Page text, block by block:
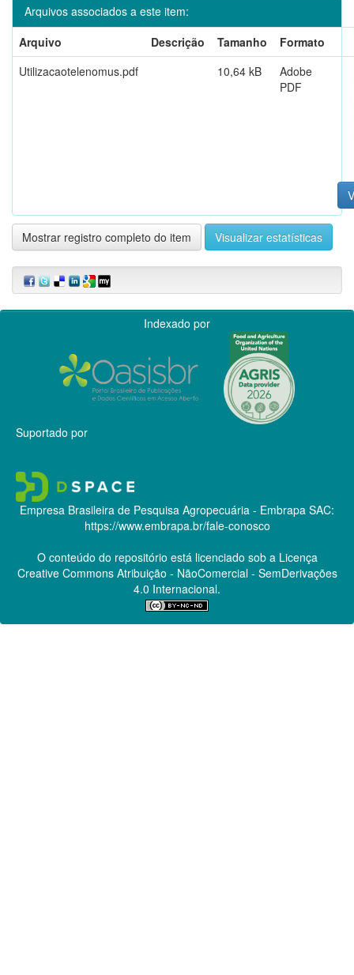
Arquivos associados a este item:
Arquivo
Descrição Tamanho
Formato
Utilizacaotelenomus.pdf
10,64 kB
Adobe
PDF
Mostrar registro completo do item Visualizar estatísticas
Indexado por
Suportado por
Empresa Brasileira de Pesquisa Agropecuária - Embrapa SAC:
https://www.embrapa.br/fale-conosco
O conteúdo do repositório está licenciado sob a Licença
Creative CommonsAtribuição - NãoComercial - SemDerivações
4.0 Internacional.